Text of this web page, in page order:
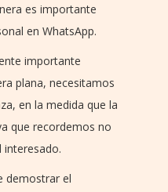
es importante
en WhatsApp.
importante
plana, necesitamos
en la medida que la
que recordemos no
interesado.
demostrar el